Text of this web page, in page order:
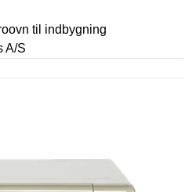
til indbygning
A/S